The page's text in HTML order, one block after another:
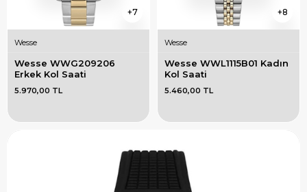
7
Wesse
Wesse WWG209206
Erkek Kol Saati
5.970,00 TL
8
Wesse
Wesse WWL1115B01 Kadın
Kol Saati
5.460,00 TL